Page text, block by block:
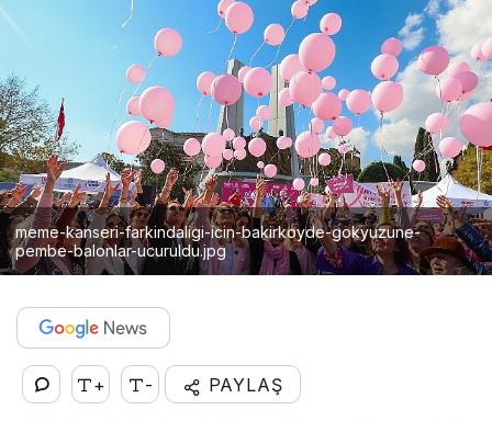
meme-kanseri-farkindaligi-icin-bakirkoyde-gokyuzune-
pembe-balonlar-ucuruldu.jpg
+ - PAYLAŞ